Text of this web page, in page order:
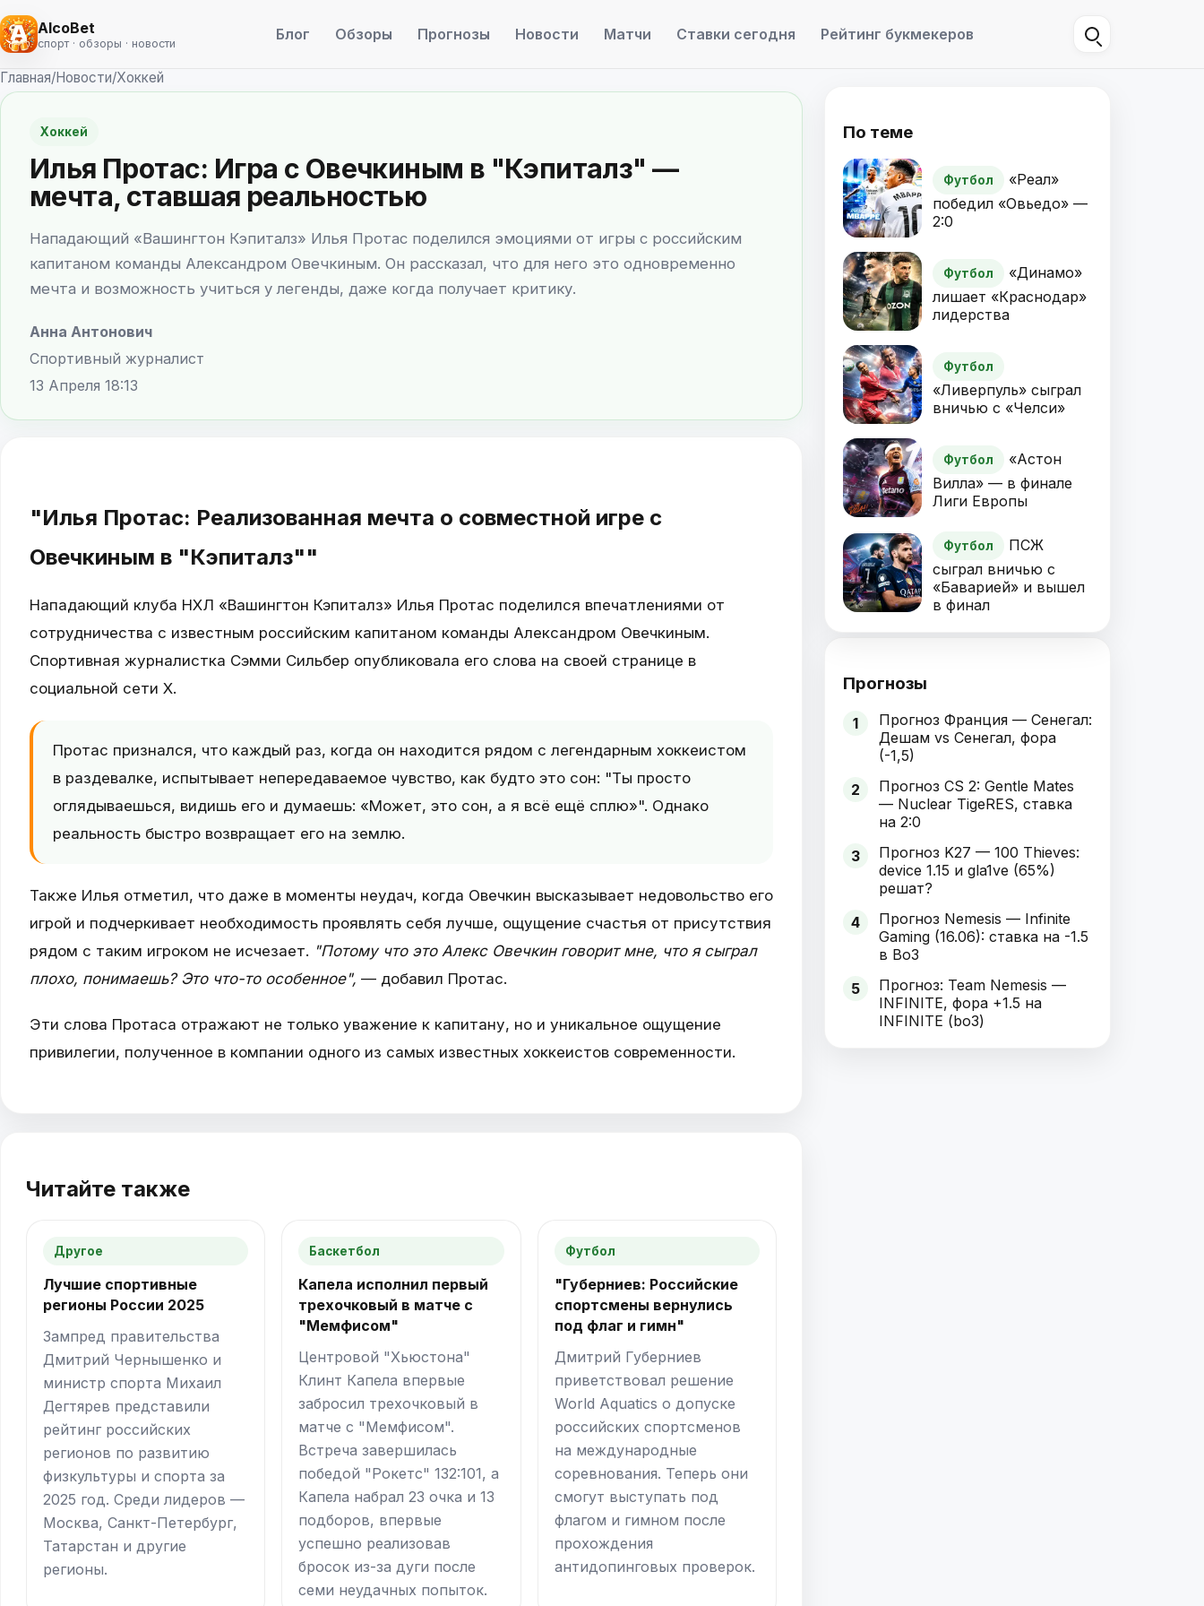
AlcoBet
спорт · обзоры · новости Блог Обзоры Прогнозы Новости Матчи Ставки сегодня Рейтинг букмекеров
Главная/Новости/Хоккей
Хоккей
Илья Протас: Игра с Овечкиным в "Кэпиталз" —
мечта, ставшая реальностью
Нападающий «Вашингтон Кэпиталз» Илья Протас поделился эмоциями от игры с российским
капитаном команды Александром Овечкиным. Он рассказал, что для него это одновременно
мечта и возможность учиться у легенды, даже когда получает критику.
Анна Антонович
Спортивный журналист
13 Апреля 18:13
"Илья Протас: Реализованная мечта о совместной игре с
Овечкиным в "Кэпиталз""
Нападающий клуба НХЛ «Вашингтон Кэпиталз» Илья Протас поделился впечатлениями от
сотрудничества с известным российским капитаном команды Александром Овечкиным.
Спортивная журналистка Сэмми Сильбер опубликовала его слова на своей странице в
социальной сети X.
Протас признался, что каждый раз, когда он находится рядом с легендарным хоккеистом
в раздевалке, испытывает непередаваемое чувство, как будто это сон: "Ты просто
оглядываешься, видишь его и думаешь: «Может, это сон, а я всё ещё сплю»". Однако
реальность быстро возвращает его на землю.
Также Илья отметил, что даже в моменты неудач, когда Овечкин высказывает недовольство его
игрой и подчеркивает необходимость проявлять себя лучше, ощущение счастья от присутствия
рядом с таким игроком не исчезает. "Потому что это Алекс Овечкин говорит мне, что я сыграл
плохо, понимаешь? Это что-то особенное", — добавил Протас.
Эти слова Протаса отражают не только уважение к капитану, но и уникальное ощущение
привилегии, полученное в компании одного из самых известных хоккеистов современности.
Читайте также
Другое
Лучшие спортивные
регионы России 2025
Зампред правительства
Дмитрий Чернышенко и
министр спорта Михаил
Дегтярев представили
рейтинг российских
регионов по развитию
физкультуры и спорта за
2025 год. Среди лидеров —
Москва, Санкт-Петербург,
Татарстан и другие
регионы.
Баскетбол
Капела исполнил первый
трехочковый в матче с
"Мемфисом"
Центровой "Хьюстона"
Клинт Капела впервые
забросил трехочковый в
матче с "Мемфисом".
Встреча завершилась
победой "Рокетс" 132:101, а
Капела набрал 23 очка и 13
подборов, впервые
успешно реализовав
бросок из-за дуги после
семи неудачных попыток.
Футбол
"Губерниев: Российские
спортсмены вернулись
под флаг и гимн"
Дмитрий Губерниев
приветствовал решение
World Aquatics о допуске
российских спортсменов
на международные
соревнования. Теперь они
смогут выступать под
флагом и гимном после
прохождения
антидопинговых проверок.
По теме
Футбол
«Реал»
победил «Овьедо» —
2:0
Футбол
«Динамо»
лишает «Краснодар»
лидерства
Футбол
«Ливерпуль» сыграл
вничью с «Челси»
Футбол
«Астон
Вилла» — в финале
Лиги Европы
Футбол
ПСЖ
сыграл вничью с
«Баварией» и вышел
в финал
Прогнозы
1
Прогноз Франция — Сенегал:
Дешам vs Сенегал, фора
(-1,5)
2
Прогноз CS 2: Gentle Mates
— Nuclear TigeRES, ставка
на 2:0
3
Прогноз K27 — 100 Thieves:
device 1.15 и gla1ve (65%)
решат?
4
Прогноз Nemesis — Infinite
Gaming (16.06): ставка на -1.5
в Bo3
5
Прогноз: Team Nemesis —
INFINITE, фора +1.5 на
INFINITE (bo3)